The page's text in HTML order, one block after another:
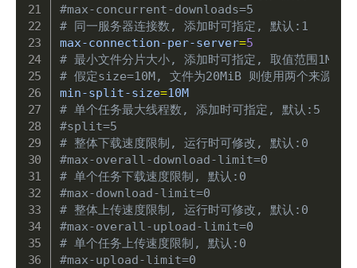
#max-concurrent-downloads=5
# 同一服务器连接数, 添加时可指定, 默认:1
max-connection-per-server=5
# 最小文件分片大小, 添加时可指定, 取值范围1M -
# 假定size=10M, 文件为20MiB 则使用两个来源下
min-split-size=
# 单个任务最大线程数, 添加时可指定, 默认:5
#split=5
# 整体下载速度限制, 运行时可修改, 默认:0
#max-overall-download-limit=0
# 单个任务下载速度限制, 默认:0
#max-download-limit=0
# 整体上传速度限制, 运行时可修改, 默认:0
#max-overall-upload-limit=0
# 单个任务上传速度限制, 默认:0
#max-upload-limit=0